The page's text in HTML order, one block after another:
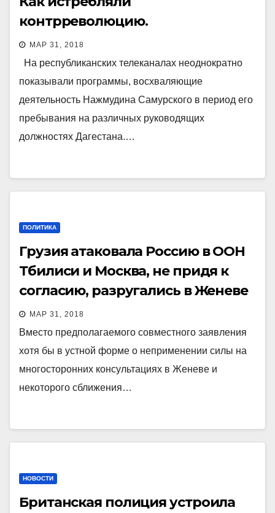
контрреволюцию.
МАР 31, 2018
На республиканских телеканалах неоднократно
показывали программы, восхваляющие
деятельность Нажмудина Самурского в период его
пребывания на различных руководящих
должностях Дагестана.…
ПОЛИТИКА
Грузия атаковала Россию в ООН
Тбилиси и Москва, не придя к
согласию, разругались в Женеве
МАР 31, 2018
Вместо предполагаемого совместного заявления
хотя бы в устной форме о неприменении силы на
многосторонних консультациях в Женеве и
некоторого сближения…
НОВОСТИ
Британская полиция устроила